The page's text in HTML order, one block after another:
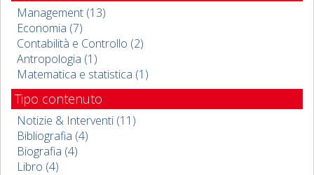
Management (13)
Economia (7)
Contabilità e Controllo (2)
Antropologia (1)
Matematica e statistica (1)
Tipo contenuto
Notizie & Interventi (11)
Bibliografia (4)
Biografia (4)
Libro (4)